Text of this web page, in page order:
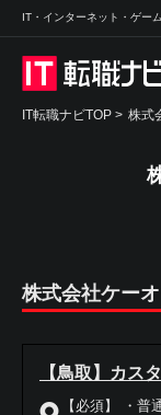
IT・インターネット・ゲー
IT転職ナビTOP > 株式
株式会社ケー
【鳥取】カス
【必須】 ・